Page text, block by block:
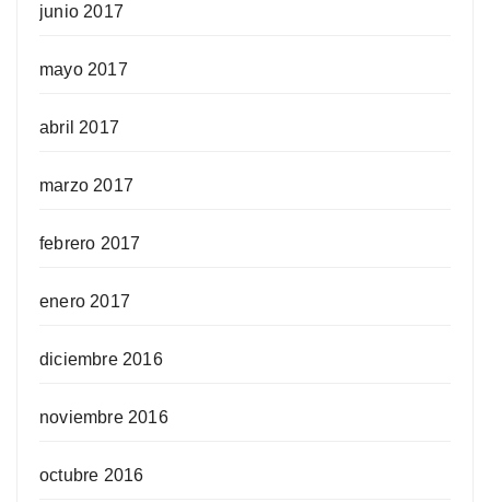
junio 2017
mayo 2017
abril 2017
marzo 2017
febrero 2017
enero 2017
diciembre 2016
noviembre 2016
octubre 2016